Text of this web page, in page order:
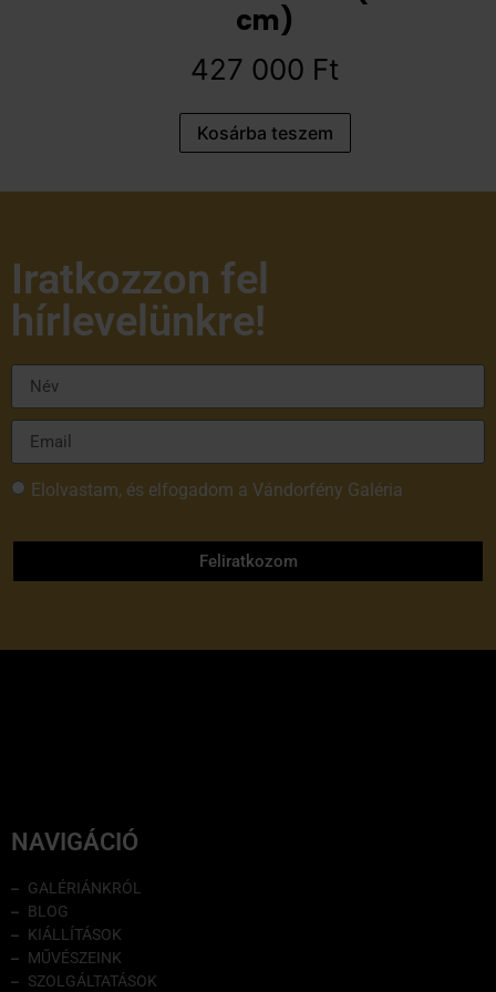
cm)
427 000 Ft
Kosárba teszem
Iratkozzon fel
hírlevelünkre!
Elolvastam, és elfogadom a Vándorfény Galéria
Feliratkozom
NAVIGÁCIÓ
GALÉRIÁNKRÓL
BLOG
KIÁLLÍTÁSOK
MŰVÉSZEINK
SZOLGÁLTATÁSOK